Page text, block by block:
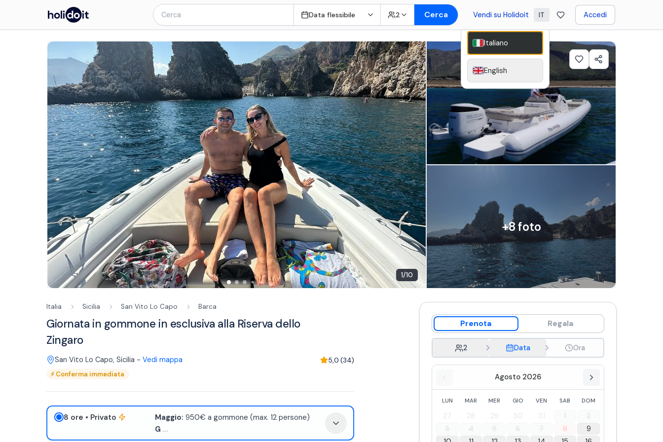
Data flessibile 2 Cerca Vendi su Holidoit IT Accedi
1/10
+8 foto
Italia Sicilia San Vito Lo Capo Barca
Giornata in gommone in esclusiva alla Riserva dello
Zingaro
San Vito Lo Capo, Sicilia - Vedi mappa 5,0 (34)
⚡Conferma immediata
8 ore • Privato Maggio: 950€ a gommone (max. 12 persone)
G ...
Prenota Regala
2 Data Ora
Agosto 2026
LUN MAR MER GIO VEN SAB DOM
27 28 29 30 31 1
2
3
4 5 6 7 8
9
Italiano
English